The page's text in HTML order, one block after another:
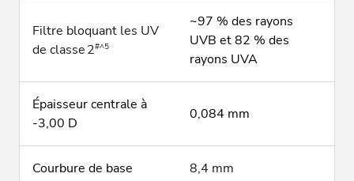
Filtre bloquant les UV
de classe 2#^5
~97 % des rayons
UVB et 82 % des
rayons UVA
Épaisseur centrale à
-3,00 D
0,084 mm
Courbure de base 8,4 mm